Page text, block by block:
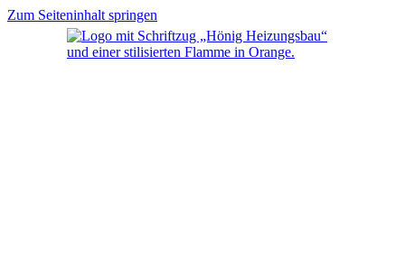
Zum Seiteninhalt springen